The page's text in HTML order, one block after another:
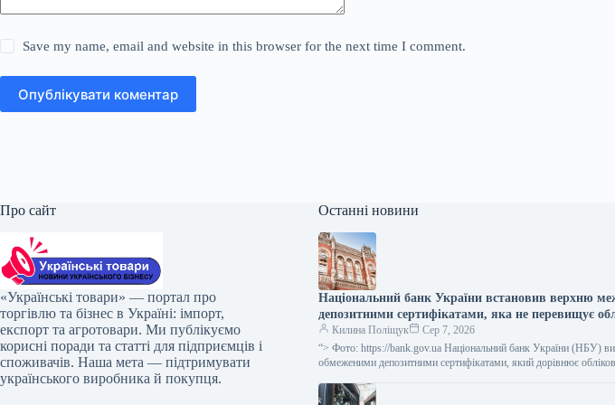
Save my name, email and website in this browser for the next time I comment.
Опублікувати коментар
Про сайт
«Українські товари» — портал про
торгівлю та бізнес в Україні: імпорт,
експорт та агротовари. Ми публікуємо
корисні поради та статті для підприємців і
споживачів. Наша мета — підтримувати
українського виробника й покупця.
Останні новини
Національний банк України встановив верхню
депозитними сертифікатами, яка не перевищує
Килина Поліщук
Сер 7, 2026
“> Фото: https://bank.gov.ua Національний банк України (НБУ)
обмеженими депозитними сертифікатами, який дорівнює